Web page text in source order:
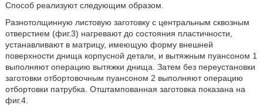
Способ реализуют следующим образом.
Разнотолщинную листовую заготовку с центральным сквозным
отверстием (фиг.3) нагревают до состояния пластичности,
устанавливают в матрицу, имеющую форму внешней
поверхности днища корпусной детали, и вытяжным пуансоном 1
выполняют операцию вытяжки днища. Затем без переустановки
заготовки отбортовочным пуансоном 2 выполняют операцию
отбортовки патрубка. Отштампованная заготовка показана на
фиг.4.